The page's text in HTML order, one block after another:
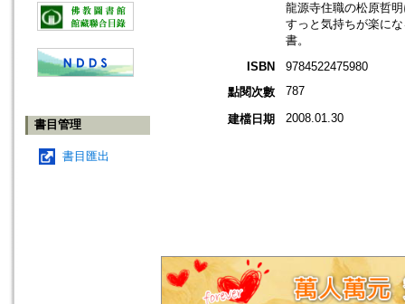
書目管理
書目匯出
龍源寺住職の松原哲
すっと気持ちが楽に
書。
ISBN
9784522475980
點閱次數
787
建檔日期 2008.01.30